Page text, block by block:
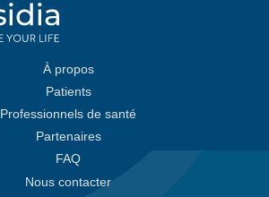
À propos
Patients
Professionnels de santé
Partenaires
FAQ
Nous contacter